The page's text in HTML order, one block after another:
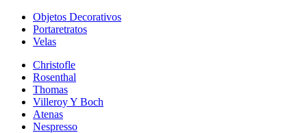
Objetos Decorativos
Portaretratos
Velas
Christofle
Rosenthal
Thomas
Villeroy Y Boch
Atenas
Nespresso